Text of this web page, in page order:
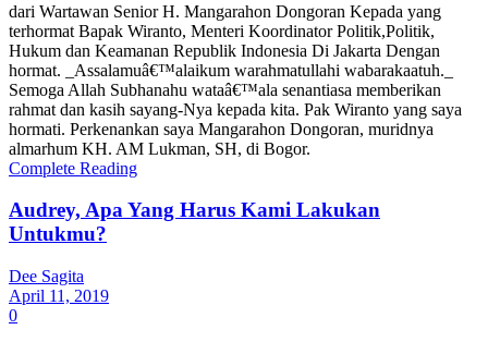
dari Wartawan Senior H. Mangarahon Dongoran Kepada yang
terhormat Bapak Wiranto, Menteri Koordinator Politik,Politik,
Hukum dan Keamanan Republik Indonesia Di Jakarta Dengan
hormat. _Assalamuâ€™alaikum warahmatullahi wabarakaatuh._
Semoga Allah Subhanahu wataâ€™ala senantiasa memberikan
rahmat dan kasih sayang-Nya kepada kita. Pak Wiranto yang saya
hormati. Perkenankan saya Mangarahon Dongoran, muridnya
almarhum KH. AM Lukman, SH, di Bogor.
Complete Reading
Audrey, Apa Yang Harus Kami Lakukan
Untukmu?
Dee Sagita
April 11, 2019
0